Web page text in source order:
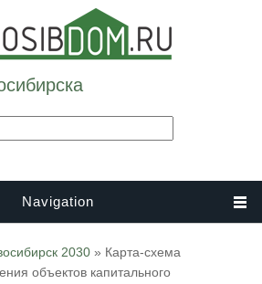
Navigation
2030 » Карта-схема
объектов капитального